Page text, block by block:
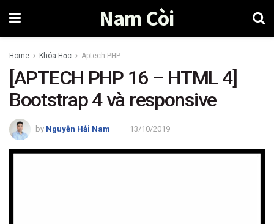
Nam Còi
Home Khóa Học Aptech PHP
[APTECH PHP 16 – HTML 4]
Bootstrap 4 và responsive
by Nguyễn Hải Nam 13/10/2019